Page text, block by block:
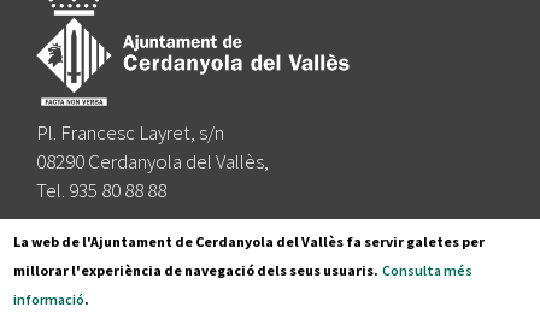
Pl. Francesc Layret, s/n
08290 Cerdanyola del Vallès,
Tel. 935 80 88 88
Segueix-nos a:
La web de l'Ajuntament de Cerdanyola del Vallès fa servir galetes per
millorar l'experiència de navegació dels seus usuaris. Consulta més
informació.